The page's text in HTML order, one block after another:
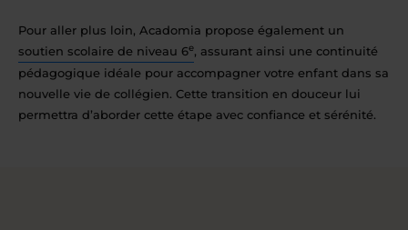
Pour aller plus loin, Acadomia propose également un
soutien scolaire de niveau 6e, assurant ainsi une continuité
pédagogique idéale pour accompagner votre enfant dans sa
nouvelle vie de collégien. Cette transition en douceur lui
permettra d’aborder cette étape avec confiance et sérénité.